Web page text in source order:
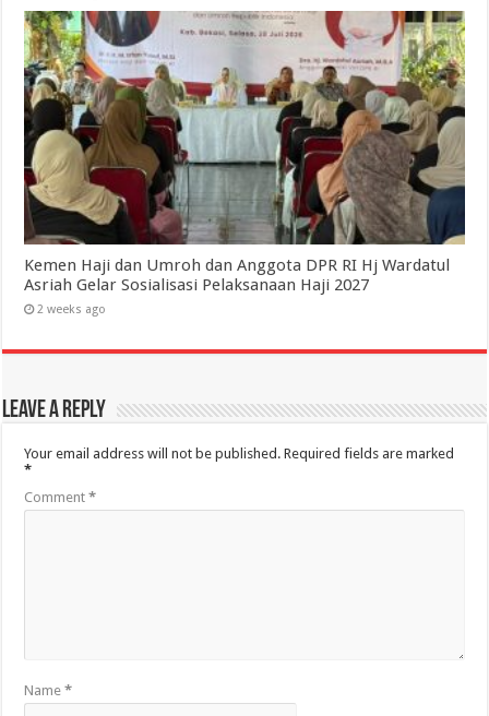
Kemen Haji dan Umroh dan Anggota DPR RI Hj Wardatul
Asriah Gelar Sosialisasi Pelaksanaan Haji 2027
2 weeks ago
Leave a Reply
Your email address will not be published. Required fields are marked
*
Comment*
Name*